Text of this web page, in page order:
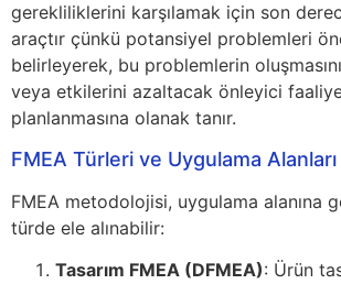
gerekliliklerini karşılamak için son
araçtır çünkü potansiyel problemleri
belirleyerek, bu problemlerin
veya etkilerini azaltacak önleyici
planlanmasına olanak tanır.
FMEA Türleri ve Uygulama Alanları
FMEA metodolojisi, uygulama alanına
türde ele alınabilir:
Tasarım FMEA (DFMEA): Ürün